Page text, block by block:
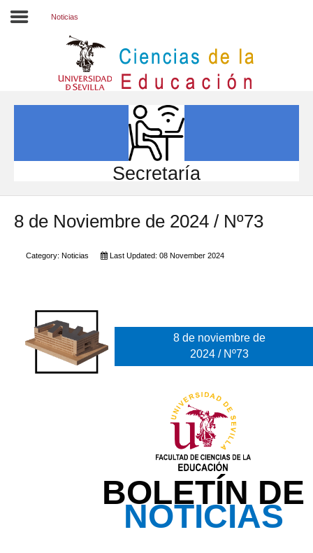
INVESTIGACIÓN
INTERNACIONAL
Directorio FCCE
Noticias
Secretaría
8 de Noviembre de 2024 / Nº73
Category: Noticias Last Updated: 08 November 2024
8 de noviembre de
2024 / Nº73
BOLETÍN DE
NOTICIAS